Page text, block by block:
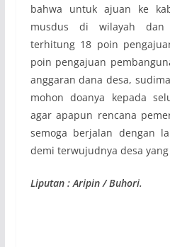
bahwa untuk ajuan ke
musdus di wilayah dan
terhitung 18 poin
poin pengajuan
anggaran dana desa,
mohon doanya kepada
agar apapun rencana
semoga berjalan dengan
demi terwujudnya desa
Liputan : Aripin / Buhori.